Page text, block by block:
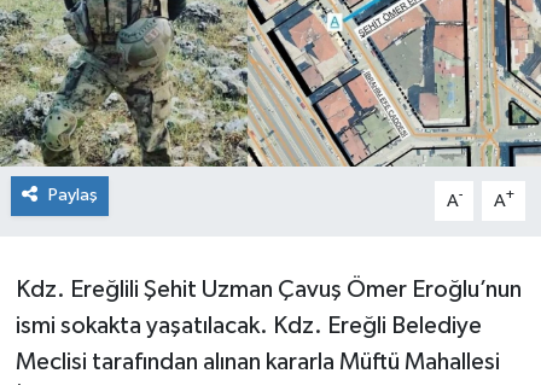
Paylaş A- A+
Kdz. Ereğlili Şehit Uzman Çavuş Ömer Eroğlu’nun
ismi sokakta yaşatılacak. Kdz. Ereğli Belediye
Meclisi tarafından alınan kararla Müftü Mahallesi
Siyaset
SPOR
YAŞAM